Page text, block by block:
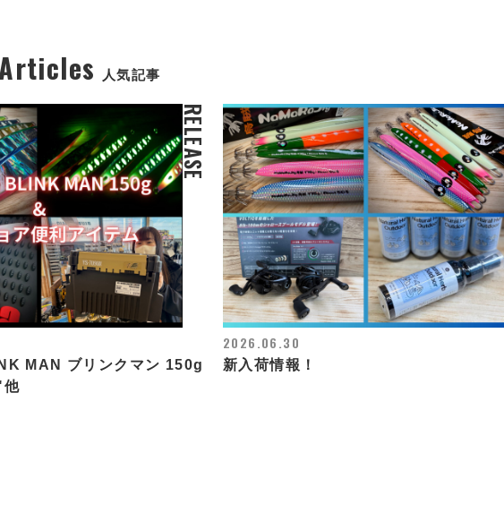
人気記事
RELEASE
MAN ブリンクマン 150g
他
2026.06.30
新入荷情報！